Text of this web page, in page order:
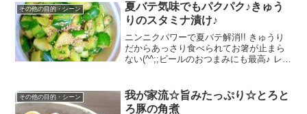
その他の目的・シーン
夏バテ気味でもパクパク♪きゅう
りのスタミナ漬け♪
ニンニクパワーで夏バテ解消!! きゅうり
だからあっさり食べられてお箸が止まら
ない(^^;;ビールのおつまみにも最高♪ レシ
油☆ニンニクのすりおろしごまみんな...
その他の目的・シーン
我が家流☆旨みたっぷり☆とろと
ろ豚の角煮